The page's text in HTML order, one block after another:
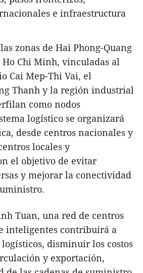
e infraestructura
zonas de Hai Phong-Quang
Chi Minh, vinculadas al
Cai Mep-Thi Vai, el
Thanh y la región industrial
como nodos
logístico se organizará
desde centros nacionales y
locales y
el objetivo de evitar
y mejorar la conectividad
Tuan, una red de centros
inteligentes contribuirá a
disminuir los costos
y exportación,